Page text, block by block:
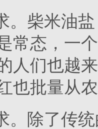
。柴米油
常态，一
人们也越
也批量从
。除了传